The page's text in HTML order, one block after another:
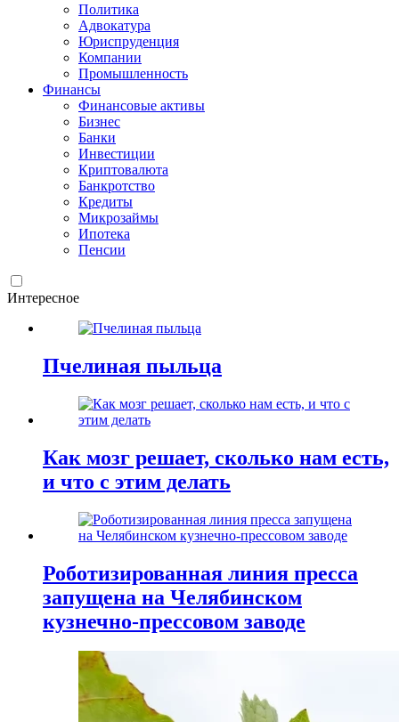
Политика
Адвокатура
Юриспруденция
Компании
Промышленность
Финансы
Финансовые активы
Бизнес
Банки
Инвестиции
Криптовалюта
Банкротство
Кредиты
Микрозаймы
Ипотека
Пенсии
Интересное
Пчелиная пыльца
Как мозг решает, сколько нам есть,
и что с этим делать
Роботизированная линия пресса
запущена на Челябинском
кузнечно-прессовом заводе